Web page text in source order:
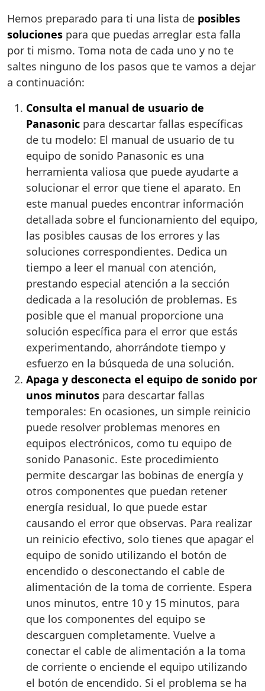
Hemos preparado para ti una lista de posibles
soluciones para que puedas arreglar esta falla
por ti mismo. Toma nota de cada uno y no te
saltes ninguno de los pasos que te vamos a dejar
a continuación:
Consulta el manual de usuario de
Panasonic para descartar fallas específicas
de tu modelo: El manual de usuario de tu
equipo de sonido Panasonic es una
herramienta valiosa que puede ayudarte a
solucionar el error que tiene el aparato. En
este manual puedes encontrar información
detallada sobre el funcionamiento del equipo,
las posibles causas de los errores y las
soluciones correspondientes. Dedica un
tiempo a leer el manual con atención,
prestando especial atención a la sección
dedicada a la resolución de problemas. Es
posible que el manual proporcione una
solución específica para el error que estás
experimentando, ahorrándote tiempo y
esfuerzo en la búsqueda de una solución.
Apaga y desconecta el equipo de sonido por
unos minutos para descartar fallas
temporales: En ocasiones, un simple reinicio
puede resolver problemas menores en
equipos electrónicos, como tu equipo de
sonido Panasonic. Este procedimiento
permite descargar las bobinas de energía y
otros componentes que puedan retener
energía residual, lo que puede estar
causando el error que observas. Para realizar
un reinicio efectivo, solo tienes que apagar el
equipo de sonido utilizando el botón de
encendido o desconectando el cable de
alimentación de la toma de corriente. Espera
unos minutos, entre 10 y 15 minutos, para
que los componentes del equipo se
descarguen completamente. Vuelve a
conectar el cable de alimentación a la toma
de corriente o enciende el equipo utilizando
el botón de encendido. Si el problema se ha